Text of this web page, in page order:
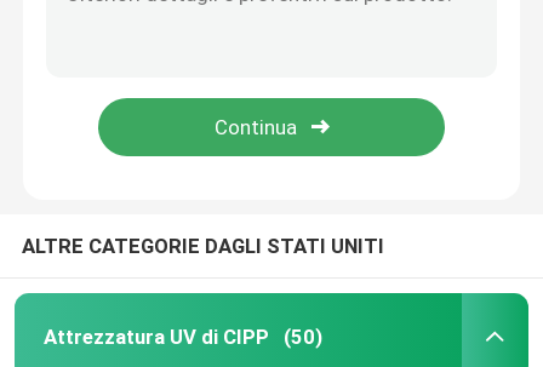
Invia
Cingolo del tubo del CCTV
Inversione dell'acqua di CIPP
ALTRE CATEGORIE DAGLI STATI UNITI
Attrezzatura UV di CIPP (50)